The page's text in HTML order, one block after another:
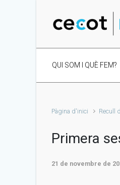
QUI SOM I QUÈ FEM?
Pàgina d'inici Recull
Primera
21 de novembre de